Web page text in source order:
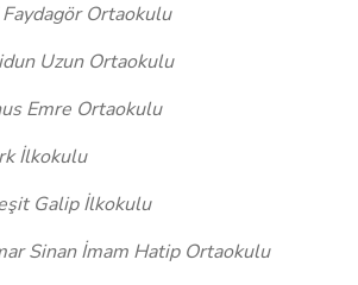
Ortaokulu
Uzun Ortaokulu
Emre Ortaokulu
İlkokulu
Galip İlkokulu
Sinan İmam Hatip Ortaokulu